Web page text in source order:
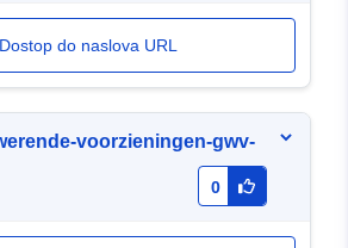
Dostop do naslova URL
voorzieningen-gwv-
0